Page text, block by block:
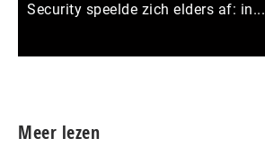
Security speelde zich elders af: in...
Meer lezen